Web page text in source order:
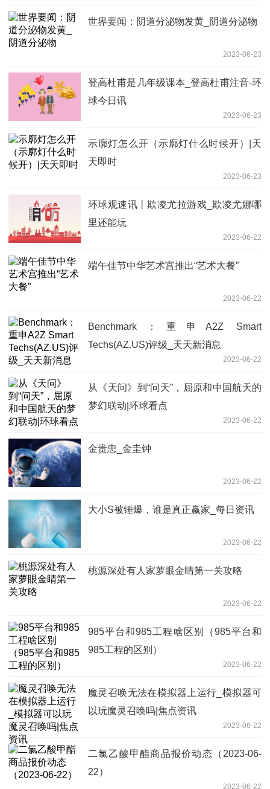
世界要闻：阴道分泌物发黄_阴道分泌物
2023-06-23
登高杜甫是几年级课本_登高杜甫注音-环
球今日讯
2023-06-23
示廓灯怎么开（示廓灯什么时候开）|天
天即时
2023-06-23
环球观速讯丨欺凌尤拉游戏_欺凌尤娜哪
里还能玩
2023-06-22
端午佳节中华艺术宫推出“艺术大餐”
2023-06-22
Benchmark：重申A2Z Smart
Techs(AZ.US)评级_天天新消息
2023-06-22
从《天问》到“问天”，屈原和中国航天的
梦幻联动|环球看点
2023-06-22
金贵忠_金圭钟
2023-06-22
大小S被锤爆，谁是真正赢家_每日资讯
2023-06-22
桃源深处有人家萝眼金睛第一关攻略
2023-06-22
985平台和985工程啥区别（985平台和
985工程的区别）
2023-06-22
魔灵召唤无法在模拟器上运行_模拟器可
以玩魔灵召唤吗|焦点资讯
2023-06-22
二氯乙酸甲酯商品报价动态（2023-06-
22）
2023-06-22